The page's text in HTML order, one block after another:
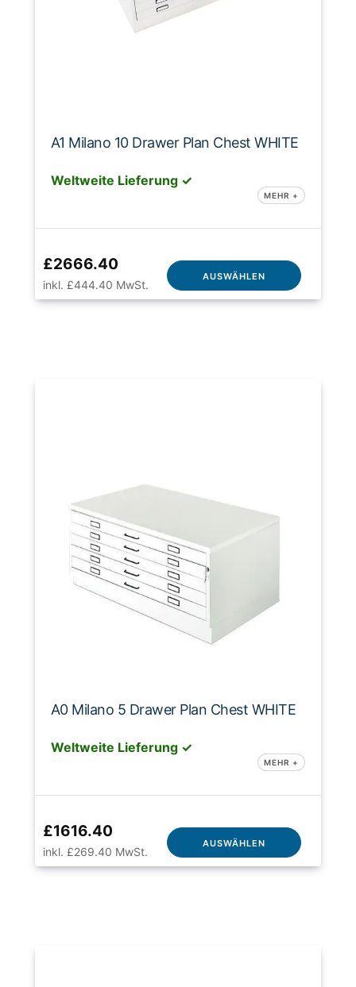
A1 Milano 10 Drawer Plan Chest WHITE
Weltweite Lieferung ✓
MEHR +
£2666.40
inkl. £444.40 MwSt.
AUSWÄHLEN
A0 Milano 5 Drawer Plan Chest WHITE
Weltweite Lieferung ✓
MEHR +
£1616.40
inkl. £269.40 MwSt.
AUSWÄHLEN